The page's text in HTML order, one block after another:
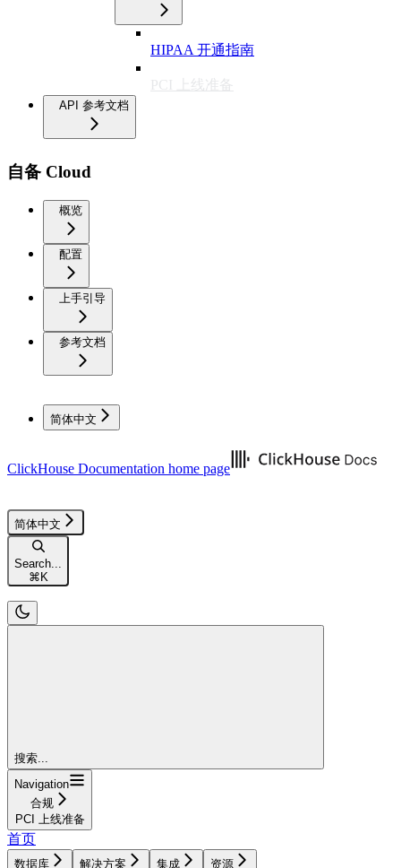
HIPAA 开通指南
PCI 上线准备
API 参考文档
自备 Cloud
概览
配置
上手引导
参考文档
简体中文
ClickHouse Documentation home page
简体中文
Search...
⌘ K
搜索...
Navigation
合规
PCI 上线准备
首页
数据库 解决方案 集成 资源